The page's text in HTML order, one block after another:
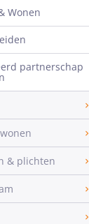
Wonen
partnerschap
& plichten